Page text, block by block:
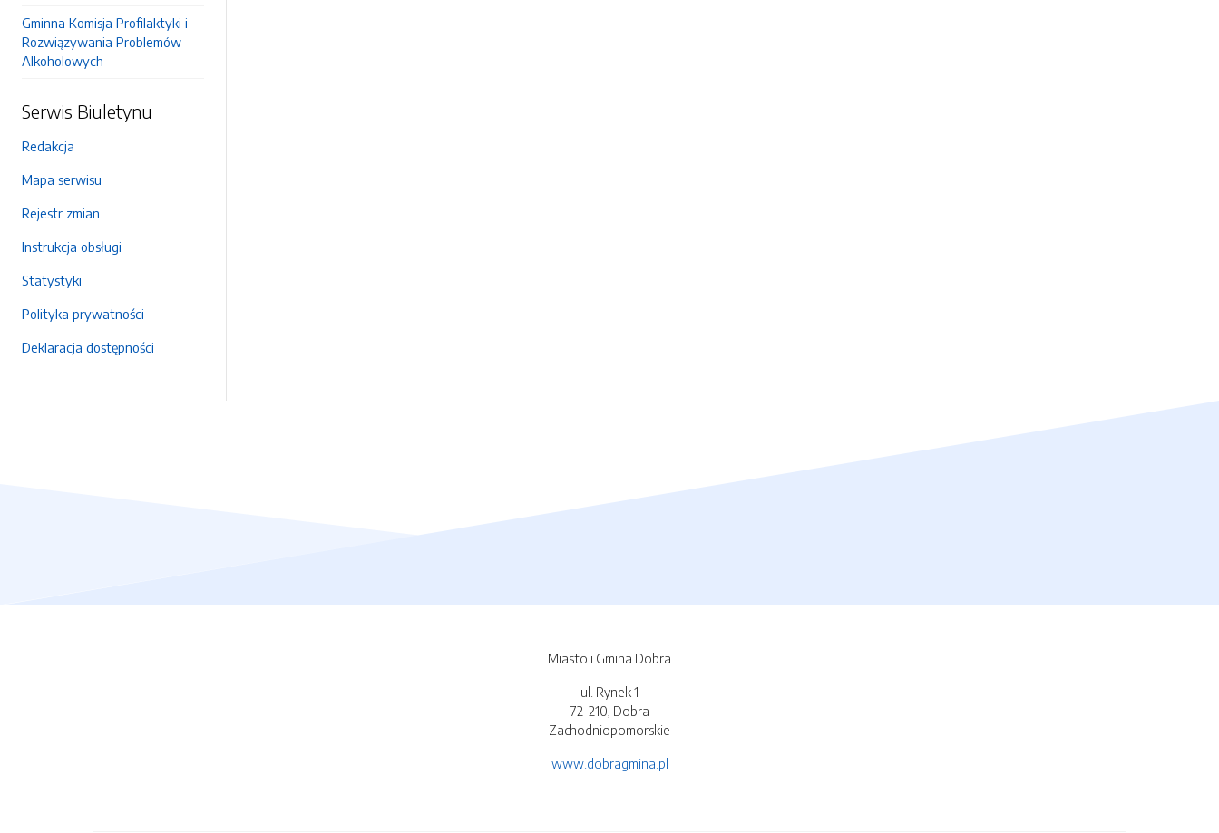
Gminna Komisja Profilaktyki i
Rozwiązywania Problemów
Alkoholowych
Serwis Biuletynu
Redakcja
Mapa serwisu
Rejestr zmian
Instrukcja obsługi
Statystyki
Polityka prywatności
Deklaracja dostępności
Miasto i Gmina Dobra
ul. Rynek 1
72-210, Dobra
Zachodniopomorskie
www.dobragmina.pl